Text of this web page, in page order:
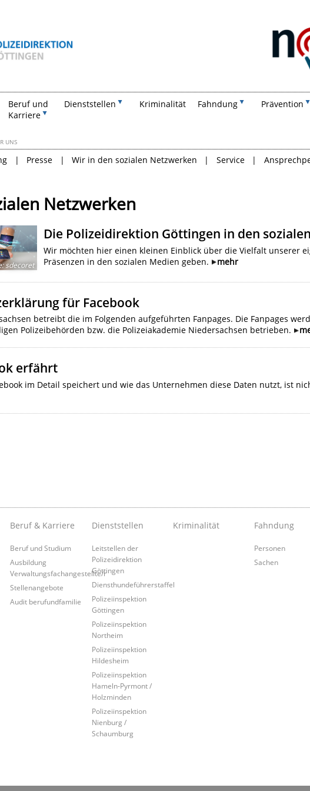
Beruf und
Karriere
Dienststellen Kriminalität Fahndung Prävention
UNS
Presse Wir in den sozialen Netzwerken Service
Netzwerken
:sdecoret
Die Polizeidirektion Göttingen in den
Wir möchten hier einen kleinen Einblick über die Vielfalt unserer
Präsenzen in den sozialen Medien geben.
mehr
für Facebook
betreibt die im Folgenden aufgeführten Fanpages. Die Fanpages
Polizeibehörden bzw. die Polizeiakademie Niedersachsen betrieben.
erfährt
im Detail speichert und wie das Unternehmen diese Daten nutzt, ist
Beruf & Karriere
Beruf und Studium
Ausbildung
Verwaltungsfachangestellte/r
Stellenangebote
Audit berufundfamilie
Dienststellen
Leitstellen der
Polizeidirektion
Göttingen
Diensthundeführerstaffel
Polizeiinspektion
Göttingen
Polizeiinspektion
Northeim
Polizeiinspektion
Hildesheim
Polizeiinspektion
Hameln-Pyrmont /
Holzminden
Polizeiinspektion
Nienburg /
Schaumburg
Kriminalität Fahndung
Personen
Sachen